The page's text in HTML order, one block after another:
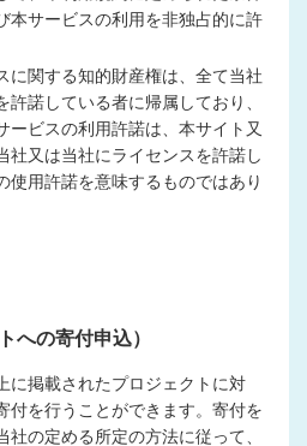
本サービスの利用を非独占的に許
に関する知的財産権は、全て当社
許諾している者に帰属しており、
ービスの利用許諾は、本サイト又
社又は当社にライセンスを許諾し
使用許諾を意味するものではあり
の寄付申込）
に掲載されたプロジェクトに対
付を行うことができます。寄付を
の定める所定の方法に従って、